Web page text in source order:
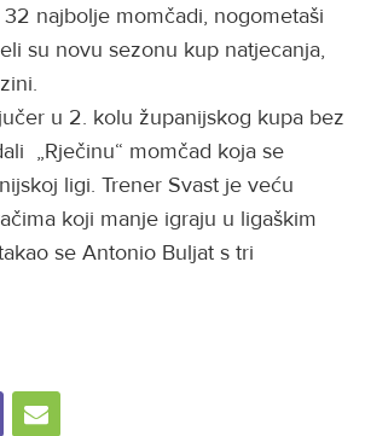
najbolje momčadi, nogometaši
su novu sezonu kup natjecanja,
u 2. kolu županijskog kupa bez
„Rječinu“ momčad koja se
ligi. Trener Svast je veću
koji manje igraju u ligaškim
se Antonio Buljat s tri